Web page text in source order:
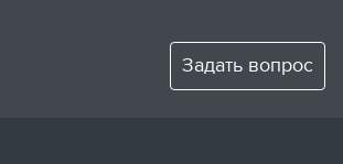
Задать вопрос